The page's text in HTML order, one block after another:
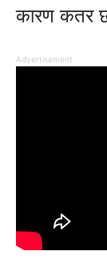
कारण कतर
Advertisement